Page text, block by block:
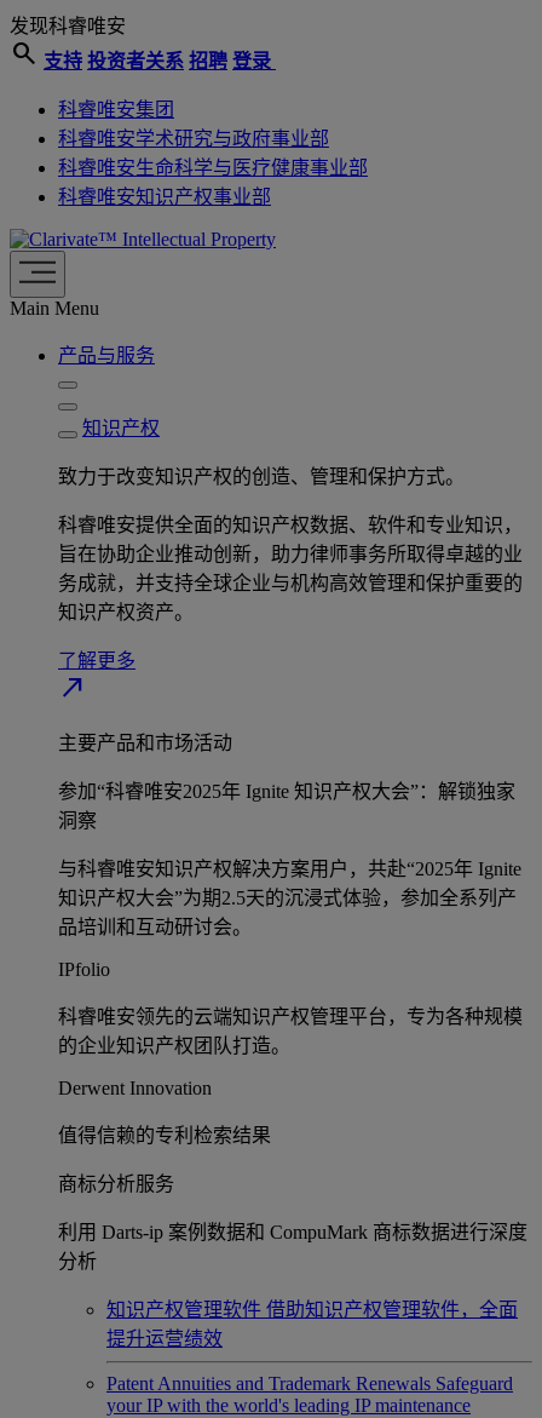
发现科睿唯安
search 支持 投资者关系 招聘 登录
科睿唯安集团
科睿唯安学术研究与政府事业部
科睿唯安生命科学与医疗健康事业部
科睿唯安知识产权事业部
Intellectual Property
Main Menu
产品与服务
知识产权
致力于改变知识产权的创造、管理和保护方式。
科睿唯安提供全面的知识产权数据、软件和专业知识，
旨在协助企业推动创新，助力律师事务所取得卓越的业
务成就，并支持全球企业与机构高效管理和保护重要的
知识产权资产。
了解更多
north_east
主要产品和市场活动
参加“科睿唯安2025年 Ignite 知识产权大会”：解锁独家
洞察
与科睿唯安知识产权解决方案用户，共赴“2025年 Ignite
知识产权大会”为期2.5天的沉浸式体验，参加全系列产
品培训和互动研讨会。
IPfolio
科睿唯安领先的云端知识产权管理平台，专为各种规模
的企业知识产权团队打造。
Derwent Innovation
值得信赖的专利检索结果
商标分析服务
利用 Darts-ip 案例数据和 CompuMark 商标数据进行深度
分析
知识产权管理软件 借助知识产权管理软件，全面
提升运营绩效
Patent Annuities and Trademark Renewals Safeguard
your IP with the world's leading IP maintenance